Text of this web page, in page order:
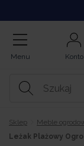
Menu Konto
Sklep Meble
Leżak Plażowy